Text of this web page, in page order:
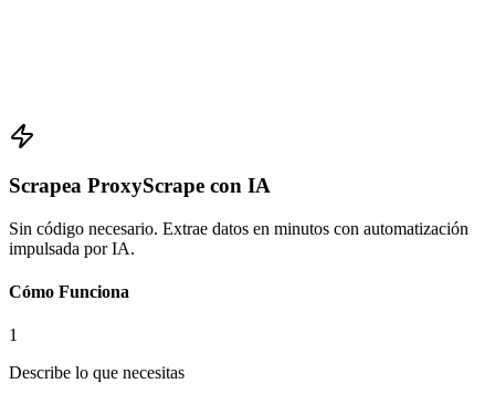
Scrapea ProxyScrape con IA
Sin código necesario. Extrae datos en minutos con automatización
impulsada por IA.
Cómo Funciona
1
Describe lo que necesitas